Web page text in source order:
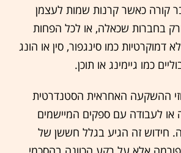
קורה כאשר קרנות שמות לעצמן
בחברות שכאלה, או לכל הפחות
דמוקרטיות כמו סינגפור, סין או הונג
כמו גיימינג או תוכן.
ההשקעה האחראית הסטנדרטית
או לעבודה עם ספקים המיישמים
חידוש זה הגיע בגלל חששן של